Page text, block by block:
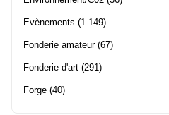
Evènements (1 149)
Fonderie amateur(67)
Fonderie d'art (291)
Forge (40)